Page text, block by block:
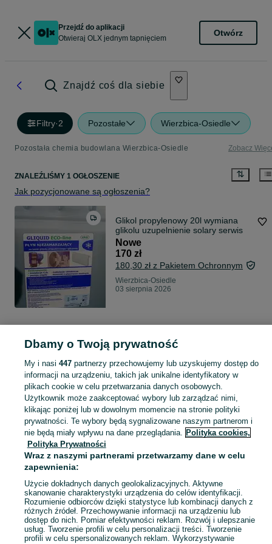
Przejdź do aplikacji
Otwieraj OLX jednym tapnięciem
Otwórz
Znajdź coś dla siebie
Filtry·2 Pozostałe Wierzbica-Osiedle
Pozostała chemia budowlana Wierzbica-Osiedle Zobacz
ZNALEŹLIŚMY 1 OGŁOSZENIE
Jak pozycjonowane są ogłoszenia?
Glikol propylenowy 20l wymiana
glikolu uzupelnienie solary serwis
Nowe
170 zł
180,30 zł z Pakietem Ochronnym
Wierzbica-Osiedle
03 sierpnia 2026
1 z 1
Strona główna Budowa i Remont Ściany i elewacje
Chemia budowlana
Pozostałe
Pozostałe - Lubelskie Pozostałe - Wierzbica-Osiedle
KATEGORIA
Sprzedaż pozostałej chemii budowlanej Wierzbica-Osiedle ▶️ Szeroki wybór produktów ✅ Hurtowo i detalicznie w atrakcyjnych cenach ✌ Sprawdź oferty na OLX.pl! Zobacz
Mapa kategorii
Mapa miejscowości
Mapa ministron
Popularne wyszukiwania
Dbamy o Twoją prywatność
My i nasi 447partnerzy przechowujemy lub uzyskujemy dostęp do
informacji na urządzeniu, takich jak unikalne identyfikatory w
plikach cookie w celu przetwarzania danych osobowych.
Użytkownik może zaakceptować wybory lub zarządzać nimi,
klikając poniżej lub w dowolnym momencie na stronie polityki
prywatności. Te wybory będą sygnalizowane naszym partnerom i
nie będą miały wpływu na dane przeglądania. Polityka cookies,
Polityka Prywatności
Wraz z naszymi partnerami przetwarzamy dane w celu
zapewnienia:
Użycie dokładnych danych geolokalizacyjnych. Aktywne
skanowanie charakterystyki urządzenia do celów identyfikacji.
Rozumienie odbiorców dzięki statystyce lub kombinacji danych z
różnych źródeł. Przechowywanie informacji na urządzeniu lub
dostęp do nich. Pomiar efektywności reklam. Rozwój i ulepszanie
usług. Tworzenie profili w celu personalizacji treści. Tworzenie
profili w celu spersonalizowanych reklam. Wykorzystywanie